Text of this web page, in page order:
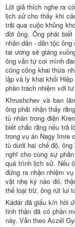
Lời giả thích nghe ra
lịch sử cho thấy khi
trải qua cuộc khủng
đời ông. Ông phải
nhân dân - dân tộc
tai ương sẽ giáng
ông vẫn tự coi mình
cũng công khai thừa
lập và ly khai khối
phần trách nhiệm với
Khrushchev và ban
ông phải nhận thấy
tù nhân trong điện
biết chắc rằng nếu trả
trong vụ án Nagy Imre
tù dưới hai chế độ,
nghĩ cho cùng sự
quá trình lịch sử. Nếu
đứng ra nhận nhiệm
vật nhẹ ký nào đó,
thể loại trừ, ông rút lui
Kádár đã giấu kín hồi
tinh thần đã có phần
này. Vẫn theo Aczél